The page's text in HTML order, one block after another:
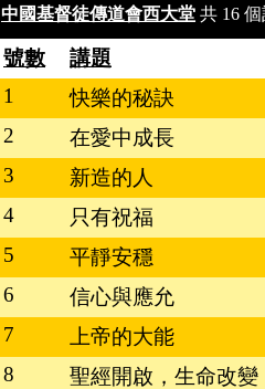
中國基督徒傳道會西大堂 共 16
號數
講題
1
快樂的秘訣
2
在愛中成長
3
新造的人
4
只有祝福
5
平靜安穩
6
信心與應允
7
上帝的大能
8
聖經開啟，生命改變